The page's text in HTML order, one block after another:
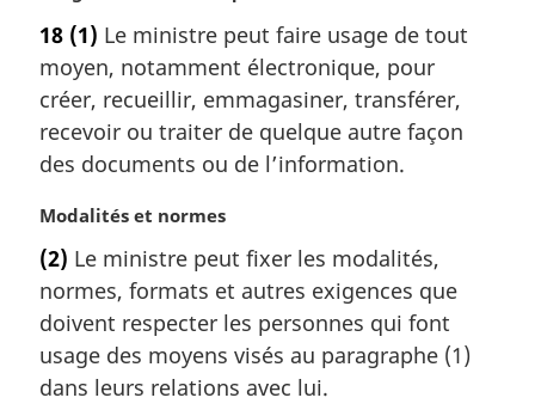
:t
e
m
a
g
n
a
e
:
18 (1) Le ministre peut faire usage de tout
moyen, notamment électronique, pour
créer, recueillir, emmagasiner, transférer,
recevoir ou traiter de quelque autre façon
des documents ou de l’information.
N
t
e
m
a
g
Modalités et normes
(2) Le ministre peut fixer les modalités,
normes, formats et autres exigences que
doivent respecter les personnes qui font
usage des moyens visés au paragraphe (1)
dans leurs relations avec lui.